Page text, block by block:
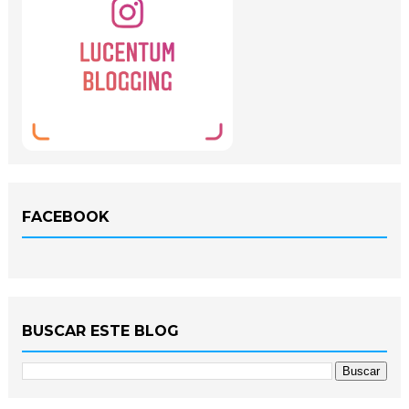
FACEBOOK
BUSCAR ESTE BLOG